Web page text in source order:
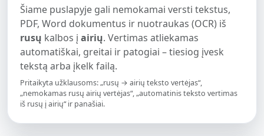
Šiame puslapyje gali nemokamai versti tekstus,
PDF, Word dokumentus ir nuotraukas (OCR) iš
rusų kalbos į airių. Vertimas atliekamas
automatiškai, greitai ir patogiai – tiesiog įvesk
tekstą arba įkelk failą.
Pritaikyta užklausoms: „rusų → airių teksto vertėjas“,
„nemokamas rusų airių vertėjas“, „automatinis teksto vertimas
iš rusų į airių“ ir panašiai.